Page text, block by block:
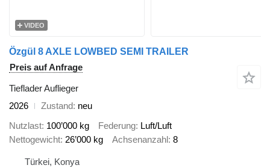
VIDEO
Özgül 8 AXLE LOWBED SEMI TRAILER
Preis auf Anfrage
Tieflader Auflieger
2026
Zustand neu
Nutzlast 100’000 kg Federung Luft/Luft
Nettogewicht 26’000 kg Achsenanzahl 8
Türkei, Konya